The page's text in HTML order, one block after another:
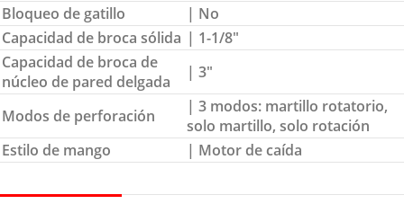
Bloqueo de gatillo
| No
Capacidad de broca sólida | 1-1/8″
Capacidad de broca de
núcleo de pared delgada
| 3″
Modos de perforación
| 3 modos: martillo rotatorio,
solo martillo, solo rotación
Estilo de mango
| Motor de caída